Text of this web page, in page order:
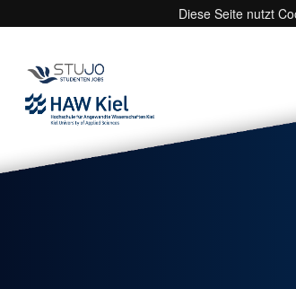
Diese Seite nutzt